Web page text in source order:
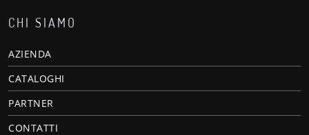
CHI SIAMO
AZIENDA
CATALOGHI
PARTNER
CONTATTI